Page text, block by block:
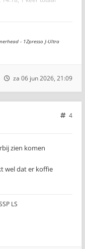
- 1Zpresso J-Ultra
za 06 jun 2026, 21:09
4
zien komen
wel dat er koffie
LS